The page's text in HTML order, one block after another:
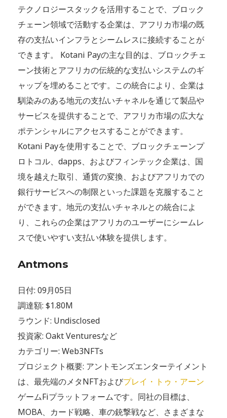
テクノロジースタックを活用することで、ブロック
チェーン領域で活動する企業は、アフリカ市場の既
存の支払いインフラとシームレスに接続することが
できます。 Kotani Payの主な目的は、ブロックチェ
ーン技術とアフリカの伝統的な支払いシステムのギ
ャップを埋めることです。この統合により、企業は
馴染みのある地元の支払いチャネルを通じて製品や
サービスを提供することで、アフリカ市場の広大な
ポテンシャルにアクセスすることができます。
Kotani Payを使用することで、ブロックチェーンプ
ロトコル、dapps、およびフィンテック企業は、国
境を越えた取引、通貨の変換、およびアフリカでの
銀行サービスへの制限といった課題を克服すること
ができます。地元の支払いチャネルとの統合によ
り、これらの企業はアフリカのユーザーにシームレ
スで使いやすい支払い体験を提供します。
Antmons
日付: 09月05日
調達額: $1.80M
ラウンド: Undisclosed
投資家: Oakt Venturesなど
カテゴリー: Web3NFTs
プロジェクト概要: アントモンズエンターテイメント
は、最先端のメタNFTおよびプレイ・トゥ・アーン
ゲームFiプラットフォームです。同社の目標は、
MOBA、カード戦略、車の銃撃戦など、さまざまな